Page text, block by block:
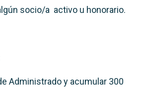
socio/a activo u honorario.
Administrado y acumular 300